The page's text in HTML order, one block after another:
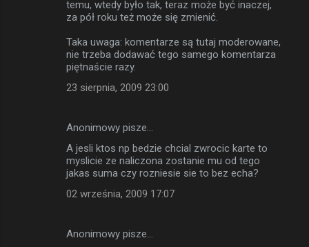
temu, wtedy było tak, teraz może być inaczej,
za pół roku też może się zmienić.
Taka uwaga: komentarze są tutaj moderowane,
nie trzeba dodawać tego samego komentarza
piętnaście razy.
23 sierpnia, 2009 23:00
Anonimowy pisze…
A jesli ktos np bedzie chcial zwrocic karte to
myslicie ze naliczona zostanie mu od tego
jakas suma czy rozniesie sie to bez echa?
02 września, 2009 17:07
Anonimowy pisze…